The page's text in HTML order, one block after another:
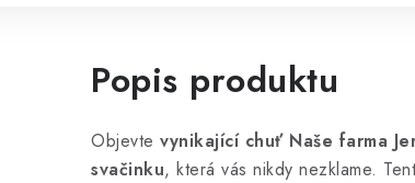
Popis produktu
Objevte vynikající chuť Naše farma
svačinku, která vás nikdy nezklame.